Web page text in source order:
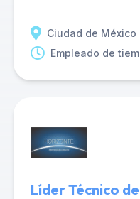
Ciudad de México
Empleado de
Líder Técnico